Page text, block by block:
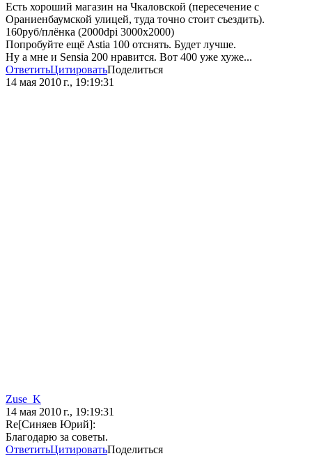
Есть хороший магазин на Чкаловской (пересечение с
Ораниенбаумской улицей, туда точно стоит съездить).
160руб/плёнка (2000dpi 3000x2000)
Попробуйте ещё Astia 100 отснять. Будет лучше.
Ну а мне и Sensia 200 нравится. Вот 400 уже хуже...
ОтветитьЦитироватьПоделиться
14 мая 2010 г., 19:19:31
Zuse_K
14 мая 2010 г., 19:19:31
Re[Синяев Юрий]:
Благодарю за советы.
ОтветитьЦитироватьПоделиться